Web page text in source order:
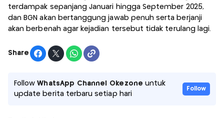
terdampak sepanjang Januari hingga September 2025,
dan BGN akan bertanggung jawab penuh serta berjanji
akan berbenah agar kejadian tersebut tidak terulang lagi.
Share
FollowWhatsApp Channel Okezone untuk
update berita terbaru setiap hari
Follow